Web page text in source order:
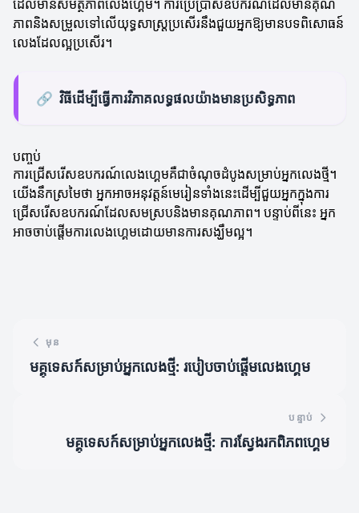
ដែលមានសមត្ថភាពលេងហ្គេម។ ការប្រើប្រាស់ឧបករណ៍ដែលមានគុណ
ភាពនិងសម្រួលទៅលើយុទ្ធសាស្ត្រប្រសើរនឹងជួយអ្នកឱ្យមានបទពិសោធន៍
លេងដែលល្អប្រសើរ។
🔗 វិធីដើម្បីធ្វើការវិភាគលទ្ធផលយ៉ាងមានប្រសិទ្ធភាព
បញ្ចប់
ការជ្រើសរើសឧបករណ៍លេងហ្គេមគឺជាចំណុចដំបូងសម្រាប់អ្នកលេងថ្មី។
យើងនឹកស្រមៃថា អ្នកអាចអនុវត្តន៍មេរៀនទាំងនេះដើម្បីជួយអ្នកក្នុងការ
ជ្រើសរើសឧបករណ៍ដែលសមស្របនិងមានគុណភាព។ បន្ទាប់ពីនេះ អ្នក
អាចចាប់ផ្តើមការលេងហ្គេមដោយមានការសង្ឃឹមល្អ។
មុន
មគ្គុទេសក៍សម្រាប់អ្នកលេងថ្មី: របៀបចាប់ផ្តើមលេងហ្គេម
បន្ទាប់
មគ្គុទេសក៍សម្រាប់អ្នកលេងថ្មី: ការស្វែងរកពិភពហ្គេម